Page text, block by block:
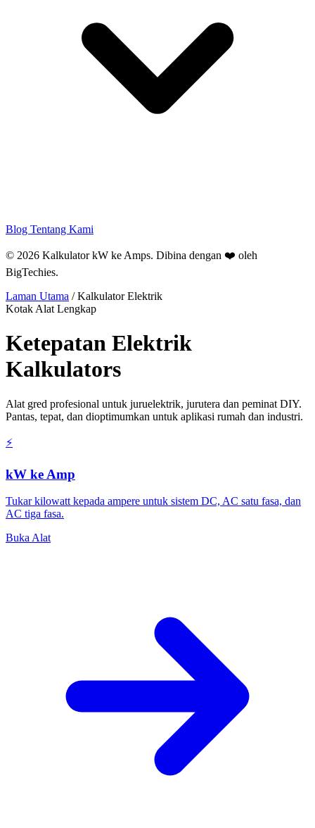
Blog Tentang Kami
© 2026 Kalkulator kW ke Amps. Dibina dengan ❤️ oleh
BigTechies.
Laman Utama / Kalkulator Elektrik
Kotak Alat Lengkap
Ketepatan Elektrik
Kalkulators
Alat gred profesional untuk juruelektrik, jurutera dan peminat DIY.
Pantas, tepat, dan dioptimumkan untuk aplikasi rumah dan industri.
⚡
kW ke Amp
Tukar kilowatt kepada ampere untuk sistem DC, AC satu fasa, dan
AC tiga fasa.
Buka Alat